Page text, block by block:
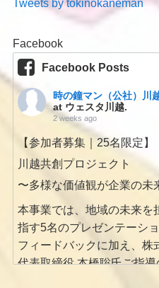
Tweets by tokinokaneman
Facebook
Facebook Posts
時の鐘マン（公社）川
at ウェスタ川越.
2 weeks ago
【参加者募集｜25名限定】
川越共創プロジェクト
〜多様な価値観が企業の未
本事業では、地域の未来を
指す5名のプレゼンテーシ
フィードバックに加え、株
代表取締役 本橋聡氏ご指
ープディスカッションを行